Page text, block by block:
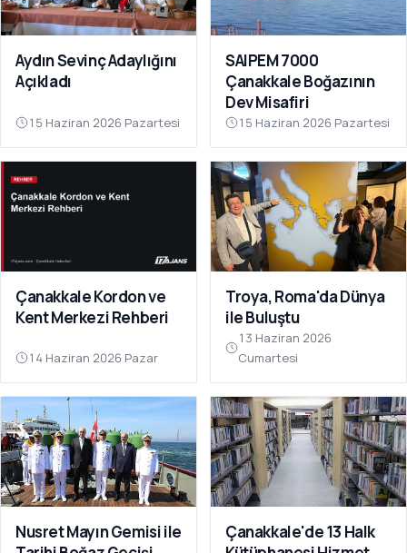
Aydın Sevinç Adaylığını
Açıkladı
15 Haziran 2026 Pazartesi
SAIPEM 7000
Çanakkale Boğazının
Dev Misafiri
15 Haziran 2026 Pazartesi
Çanakkale Kordon ve
Kent Merkezi Rehberi
14 Haziran 2026 Pazar
Troya, Roma'da Dünya
ile Buluştu
13 Haziran 2026
Cumartesi
Nusret Mayın Gemisi ile
Çanakkale'de 13 Halk